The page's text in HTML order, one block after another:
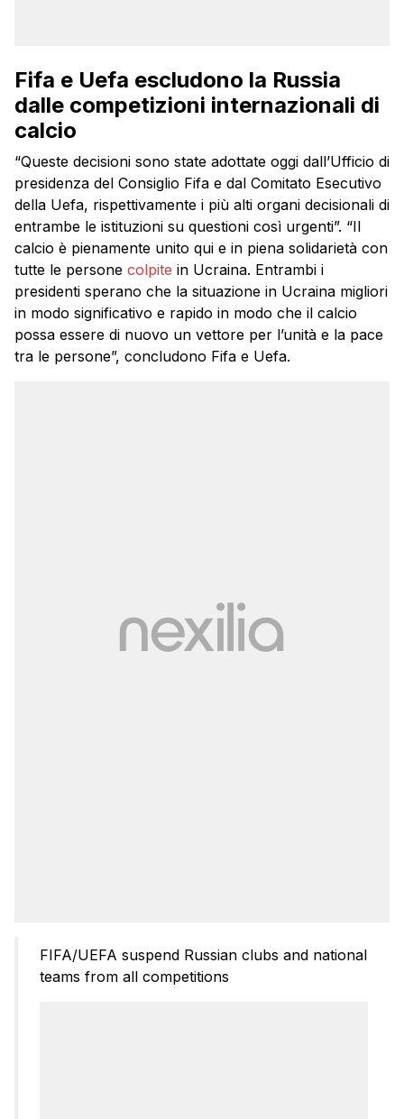
Fifa e Uefa escludono la Russia
dalle competizioni internazionali di
calcio
“Queste decisioni sono state adottate oggi dall’Ufficio di
presidenza del Consiglio Fifa e dal Comitato Esecutivo
della Uefa, rispettivamente i più alti organi decisionali di
entrambe le istituzioni su questioni così urgenti”. “Il
calcio è pienamente unito qui e in piena solidarietà con
tutte le persone colpite in Ucraina. Entrambi i
presidenti sperano che la situazione in Ucraina migliori
in modo significativo e rapido in modo che il calcio
possa essere di nuovo un vettore per l’unità e la pace
tra le persone”, concludono Fifa e Uefa.
FIFA/UEFA suspend Russian clubs and national
teams from all competitions